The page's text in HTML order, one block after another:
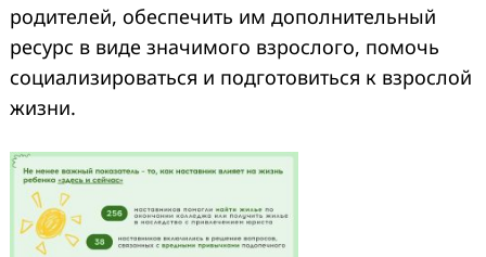
родителей, обеспечить им дополнительный
ресурс в виде значимого взрослого, помочь
социализироваться и подготовиться к взрослой
жизни.